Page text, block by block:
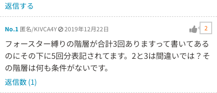
返信する
No.1 匿名/KIVCA4Y 2019年12月22日 2
フォースター縛りの階層が合計3回ありますって書いてある
のにその下に5回分表記されてます。2と3は間違いでは？そ
の階層は何も条件がないです。
返信数 (1)